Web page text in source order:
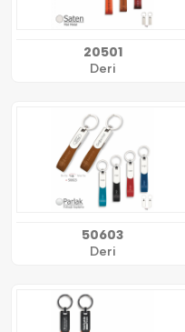
20501
Deri
50603
Deri